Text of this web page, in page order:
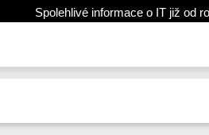
Spolehlivé informace o IT již od